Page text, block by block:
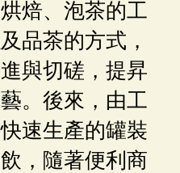
焙、泡茶的工
品茶的方式，
與切磋，提昇
。後來，由工
速生產的罐裝
，隨著便利商